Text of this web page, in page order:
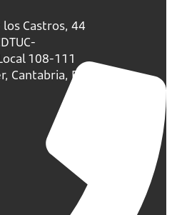
Castros, 44
108-111
Cantabria, España.